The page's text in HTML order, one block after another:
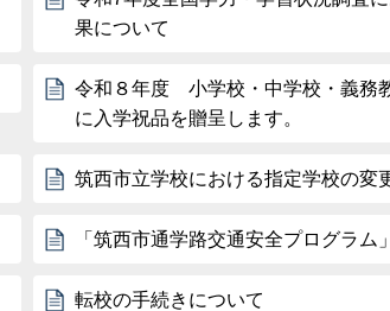
果について
令和８年度 小学校・中学校・義務
に入学祝品を贈呈します。
筑西市立学校における指定学校の変
「筑西市通学路交通安全プログラム
転校の手続きについて